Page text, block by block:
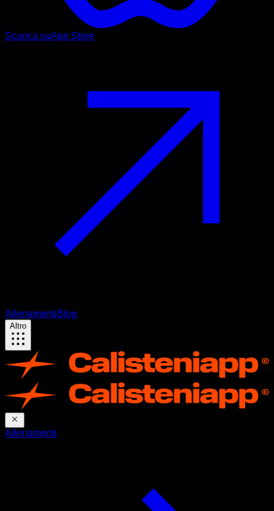
Scarica suApp Store
AllenamentiBlog
Altro
Allenamenti